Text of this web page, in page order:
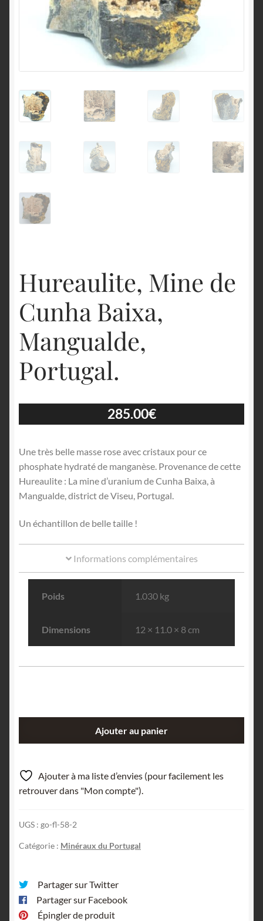
Hureaulite, Mine de
Cunha Baixa,
Mangualde,
Portugal.
285.00€
Une très belle masse rose avec cristaux pour ce
phosphate hydraté de manganèse. Provenance de cette
Hureaulite : La mine d’uranium de Cunha Baixa, à
Mangualde, district de Viseu, Portugal.
Un échantillon de belle taille !
Informations complémentaires
Poids 1.030 kg
Dimensions 12 × 11.0 × 8 cm
Mine
de
Cunha
Mangualde,
Portugal.
Ajouter au panier
Ajouter à ma liste d’envies (pour facilement les
retrouver dans "Mon compte").
UGS : go-fl-58-2
Catégorie : Minéraux du Portugal
Partager sur Twitter
Partager sur Facebook
Épingler de produit